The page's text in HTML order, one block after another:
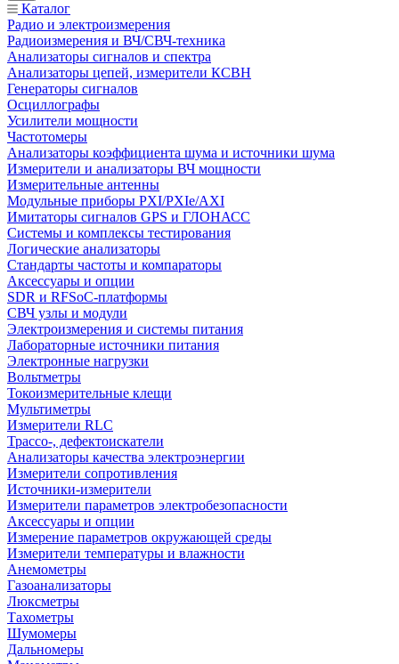
Каталог
Радио и электроизмерения
Радиоизмерения и ВЧ/СВЧ-техника
Анализаторы сигналов и спектра
Анализаторы цепей, измерители КСВН
Генераторы сигналов
Осциллографы
Усилители мощности
Частотомеры
Анализаторы коэффициента шума и источники шума
Измерители и анализаторы ВЧ мощности
Измерительные антенны
Модульные приборы PXI/PXIe/AXI
Имитаторы сигналов GPS и ГЛОНАСС
Системы и комплексы тестирования
Логические анализаторы
Стандарты частоты и компараторы
Аксессуары и опции
SDR и RFSoC‑платформы
СВЧ узлы и модули
Электроизмерения и системы питания
Лабораторные источники питания
Электронные нагрузки
Вольтметры
Токоизмерительные клещи
Мультиметры
Измерители RLC
Трассо-, дефектоискатели
Анализаторы качества электроэнергии
Измерители сопротивления
Источники-измерители
Измерители параметров электробезопасности
Аксессуары и опции
Измерение параметров окружающей среды
Измерители температуры и влажности
Анемометры
Газоанализаторы
Люксметры
Тахометры
Шумомеры
Дальномеры